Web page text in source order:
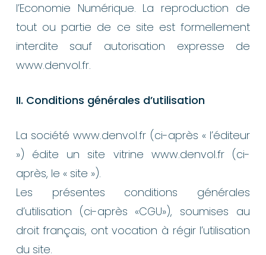
l’Economie Numérique. La reproduction de
tout ou partie de ce site est formellement
interdite sauf autorisation expresse de
www.denvol.fr.
II. Conditions générales d’utilisation
La société www.denvol.fr (ci-après « l’éditeur
») édite un site vitrine www.denvol.fr (ci-
après, le « site »).
Les présentes conditions générales
d’utilisation (ci-après «CGU»), soumises au
droit français, ont vocation à régir l’utilisation
du site.